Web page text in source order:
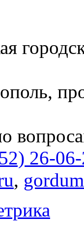
26-
,